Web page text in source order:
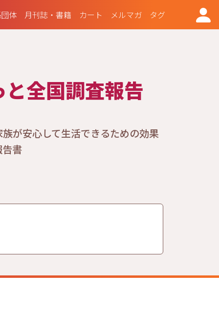
体 月刊誌・書籍 カート メルマガ タグ
全国調査報告
が安心して生活できるための効果
書